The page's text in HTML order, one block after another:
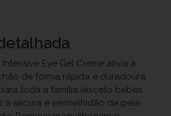
Eye Gel Creme alivia a
de forma rápida e duradoura.
toda a família (exceto bebés
a secura e vermelhidão da pele.